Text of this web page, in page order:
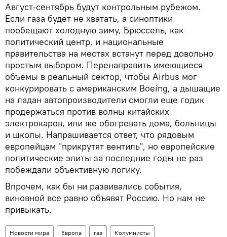
Август-сентябрь будут контрольным рубежом.
Если газа будет не хватать, а синоптики
пообещают холодную зиму, Брюссель, как
политический центр, и национальные
правительства на местах встанут перед довольно
простым выбором. Перенаправить имеющиеся
объемы в реальный сектор, чтобы Airbus мог
конкурировать с американским Boeing, а дышащие
на ладан автопроизводители смогли еще годик
продержаться против волны китайских
электрокаров, или же обогревать дома, больницы
и школы. Напрашивается ответ, что рядовым
европейцам "прикрутят вентиль", но европейские
политические элиты за последние годы не раз
побеждали объективную логику.
Впрочем, как бы ни развивались события,
виновной все равно объявят Россию. Но нам не
привыкать.
Новости мира Европа газ Колумнисты